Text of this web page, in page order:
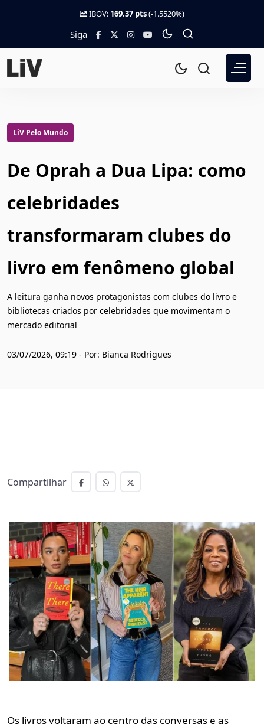
IBOV: 169.37 pts(-1.5520%)
Siga
LiV Pelo Mundo
De Oprah a Dua Lipa: como
celebridades
transformaram clubes do
livro em fenômeno global
A leitura ganha novos protagonistas com clubes do livro e
bibliotecas criados por celebridades que movimentam o
mercado editorial
03/07/2026, 09:19 - Por: Bianca Rodrigues
Compartilhar
Os livros voltaram ao centro das conversas e as